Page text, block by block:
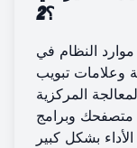
2؟
النظام في
وعلامات تبويب
المركزية
متصفحك وبرامج
بشكل كبير